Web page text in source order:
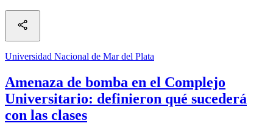
Universidad Nacional de Mar del Plata
Amenaza de bomba en el Complejo
Universitario: definieron qué sucederá
con las clases